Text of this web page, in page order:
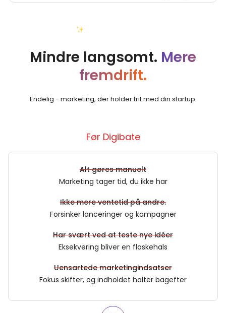
Mindre langsomt. Mere
fremdrift.
Endelig - marketing, der holder trit med din startup.
Før Digibate
Alt gøres manuelt
Marketing tager tid, du ikke har
Ikke mere ventetid på andre.
Forsinker lanceringer og kampagner
Har svært ved at teste nye idéer
Eksekvering bliver en flaskehals
Uensartede marketingindsatser
Fokus skifter, og indholdet halter bagefter